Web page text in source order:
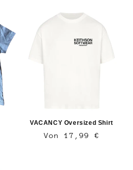
VACANCY Oversized Shirt
Normaler
Von 17,99 €